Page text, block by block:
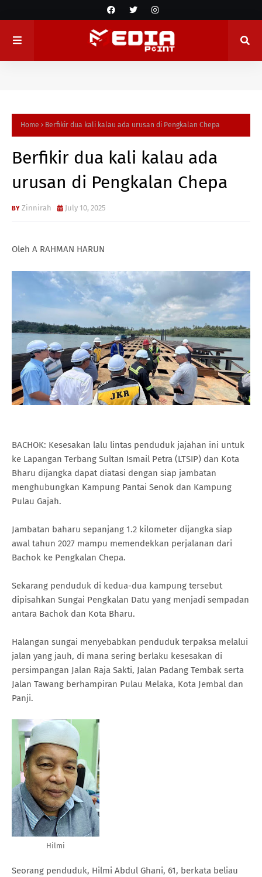
Home Berfikir dua kali kalau ada urusan di Pengkalan Chepa
Berfikir dua kali kalau ada
urusan di Pengkalan Chepa
Zinnirah July 10, 2025
Oleh A RAHMAN HARUN
BACHOK: Kesesakan lalu lintas penduduk jajahan ini untuk
ke Lapangan Terbang Sultan Ismail Petra (LTSIP) dan Kota
Bharu dijangka dapat diatasi dengan siap jambatan
menghubungkan Kampung Pantai Senok dan Kampung
Pulau Gajah.
Jambatan baharu sepanjang 1.2 kilometer dijangka siap
awal tahun 2027 mampu memendekkan perjalanan dari
Bachok ke Pengkalan Chepa.
Sekarang penduduk di kedua-dua kampung tersebut
dipisahkan Sungai Pengkalan Datu yang menjadi sempadan
antara Bachok dan Kota Bharu.
Halangan sungai menyebabkan penduduk terpaksa melalui
jalan yang jauh, di mana sering berlaku kesesakan di
persimpangan Jalan Raja Sakti, Jalan Padang Tembak serta
Jalan Tawang berhampiran Pulau Melaka, Kota Jembal dan
Panji.
Hilmi
Seorang penduduk, Hilmi Abdul Ghani, 61, berkata beliau